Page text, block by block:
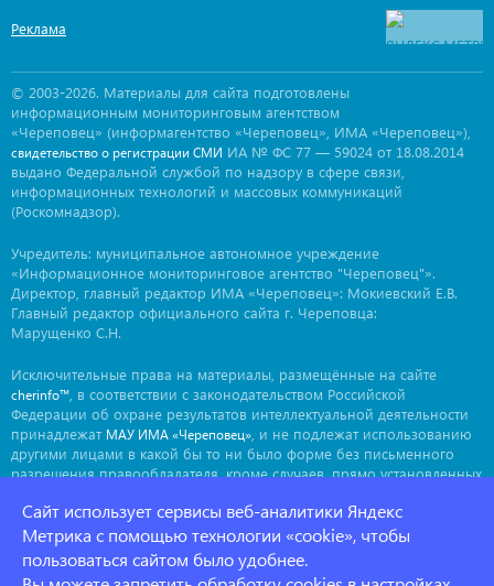
Реклама
© 2003-2026. Материалы для сайта подготовлены
информационным мониторинговым агентством
«Череповец» (информагентство «Череповец», ИМА «Череповец»),
свидетельство о регистрации СМИ ИА № ФС 77 — 59024 от 18.08.2014
выдано Федеральной службой по надзору в сфере связи,
информационных технологий и массовых коммуникаций
(Роскомнадзор).
Учредитель: муниципальное автономное учреждение
«Информационное мониторинговое агентство "Череповец"».
Директор, главный редактор ИМА «Череповец»: Мокиевский Е.В.
Главный редактор официального сайта г. Череповца:
Марущенко С.Н.
Исключительные права на материалы, размещённые на сайте
cherinfo™ , в соответствии с законодательством Российской
Федерации об охране результатов интеллектуальной деятельности
принадлежат МАУ ИМА «Череповец» , и не подлежат использованию
другими лицами в какой бы то ни было форме без письменного
разрешения правообладателя, кроме случаев, прямо установленных
ima@cherinfo.ru. Мнение авторов может не совпадать с мнением
редакции.
При использовании материалов сайтаcherinfo™
Сайт использует сервисы веб-аналитики Яндекс
Метрика с помощью технологии «cookie», чтобы
пользоваться сайтом было удобнее.